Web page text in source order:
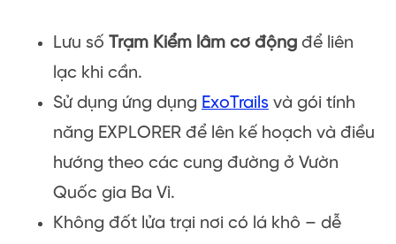
Lưu số Trạm Kiểm lâm cơ động để liên
lạc khi cần.
Sử dụng ứng dụng ExoTrails và gói tính
năng EXPLORER để lên kế hoạch và điều
hướng theo các cung đường ở Vườn
Quốc gia Ba Vì.
Không đốt lửa trại nơi có lá khô – dễ